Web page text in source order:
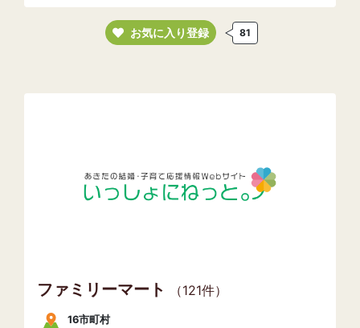
お気に入り登録 81
ファミリーマート （121件）
16市町村